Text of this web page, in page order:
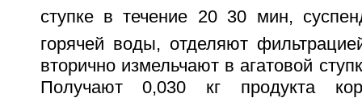
ступке в течение 20 30 мин,
горячей воды, отделяют
вторично измельчают в агатовой
Получают 0,030 кг продукта